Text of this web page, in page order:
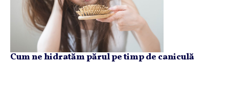
Cum ne hidratăm părul pe timp de caniculă